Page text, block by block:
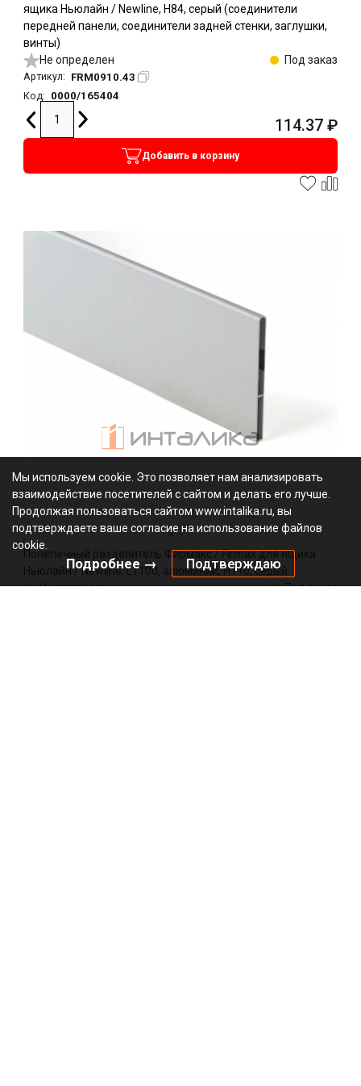
ящика Ньюлайн / Newline, H84, серый (соединители
передней панели, соединители задней стенки, заглушки,
винты)
Не определен
Под заказ
Артикул: FRM0910.43
Код: 0000/165404
114.37 ₽
Добавить в корзину
Попепечный разделитель Фирмакс / Firmax для ящика
Ньюлайн / Newline, L1100, алюминий, H110, серый
Не определен
Под заказ
Мы используем cookie. Это позволяет нам анализировать
взаимодействие посетителей с сайтом и делать его лучше.
Продолжая пользоваться сайтом www.intalika.ru, вы
подтверждаете ваше согласие на использование файлов
cookie.
Подробнее → Подтверждаю